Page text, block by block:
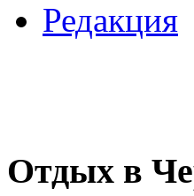
Редакция
Отдых в